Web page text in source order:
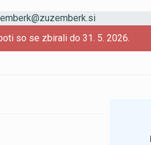
so se zbirali do 31. 5. 2026.